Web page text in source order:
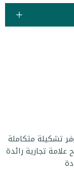
تشكيلة متكاملة
تجارية رائدة